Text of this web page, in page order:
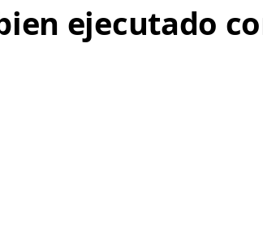
ejecutado